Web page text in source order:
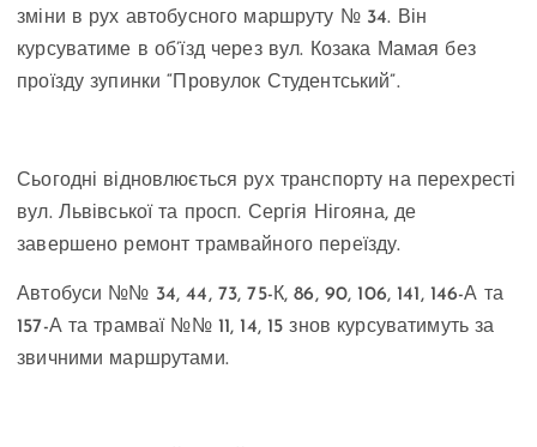
зміни в рух автобусного маршруту № 34. Він
курсуватиме в об’їзд через вул. Козака Мамая без
проїзду зупинки “Провулок Студентський”.
Сьогодні відновлюється рух транспорту на перехресті
вул. Львівської та просп. Сергія Нігояна, де
завершено ремонт трамвайного переїзду.
Автобуси №№ 34, 44, 73, 75-К, 86, 90, 106, 141, 146-А та
157-А та трамваї №№ 11, 14, 15 знов курсуватимуть за
звичними маршрутами.